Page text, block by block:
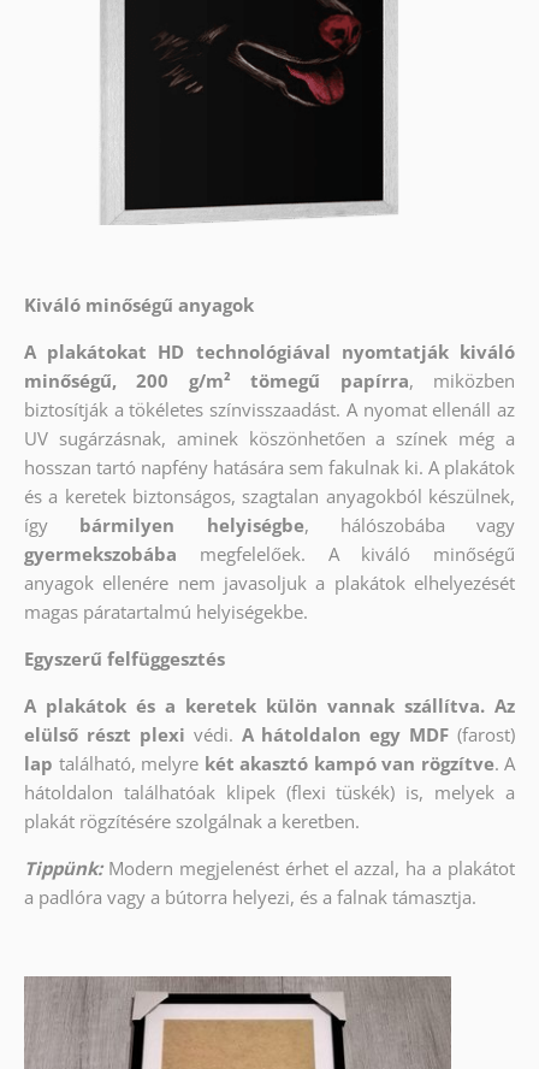
Kiváló minőségű anyagok
A plakátokat HD technológiával nyomtatják kiváló
minőségű, 200 g/m² tömegű papírra, miközben
biztosítják a tökéletes színvisszaadást. A nyomat ellenáll az
UV sugárzásnak, aminek köszönhetően a színek még a
hosszan tartó napfény hatására sem fakulnak ki. A plakátok
és a keretek biztonságos, szagtalan anyagokból készülnek,
így
bármilyen helyiségbe, hálószobába vagy
gyermekszobába
megfelelőek. A kiváló minőségű
anyagok ellenére nem javasoljuk a plakátok elhelyezését
magas páratartalmú helyiségekbe.
Egyszerű felfüggesztés
A plakátok és a keretek külön vannak szállítva. Az
elülső részt plexi védi. A hátoldalon egy MDF (farost)
lap található, melyre két akasztó kampó van rögzítve. A
hátoldalon találhatóak klipek (flexi tüskék) is, melyek a
plakát rögzítésére szolgálnak a keretben.
Tippünk: Modern megjelenést érhet el azzal, ha a plakátot
a padlóra vagy a bútorra helyezi, és a falnak támasztja.